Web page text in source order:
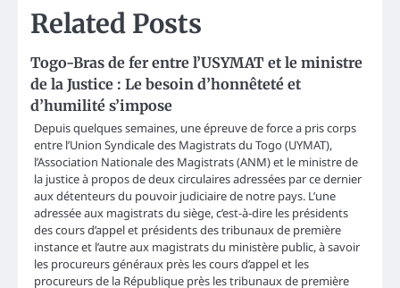
Related Posts
Togo-Bras de fer entre l’USYMAT et le ministre
de la Justice : Le besoin d’honnêteté et
d’humilité s’impose
Depuis quelques semaines, une épreuve de force a pris corps
entre l’Union Syndicale des Magistrats du Togo (UYMAT),
l’Association Nationale des Magistrats (ANM) et le ministre de
la justice à propos de deux circulaires adressées par ce dernier
aux détenteurs du pouvoir judiciaire de notre pays. L’une
adressée aux magistrats du siège, c’est-à-dire les présidents
des cours d’appel et présidents des tribunaux de première
instance et l’autre aux magistrats du ministère public, à savoir
les procureurs généraux près les cours d’appel et les
procureurs de la République près les tribunaux de première